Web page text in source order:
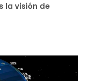
la visión de